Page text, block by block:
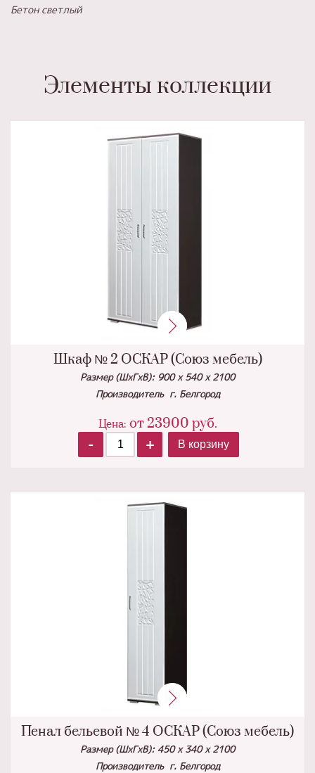
Бетон светлый
Элементы коллекции
Шкаф № 2 ОСКАР (Союз мебель)
Размер (ШхГхВ): 900 х 540 х 2100
Производитель г. Белгород
Цена: от 23900 руб.
-
+ В корзину
Пенал бельевой № 4 ОСКАР (Союз мебель)
Размер (ШхГхВ): 450 х 340 х 2100
Производитель г. Белгород